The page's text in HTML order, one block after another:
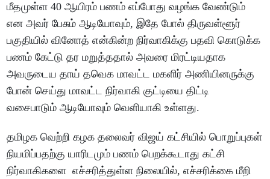
மீதமுள்ள 40 ஆயிரம் பணம் எப்போது வழங்க வேண்டும்
என அவர் பேசும் ஆடியோவும், இதே போல் திருவள்ளூர்
பகுதியில் வினோத் என்கின்ற நிர்வாகிக்கு பதவி கொடுக்க
பணம் கேட்டு தர மறுத்ததால் அவரை மிரட்டியதாக
அவருடைய தாய் தவெக மாவட்ட மகளிர் அணியினருக்கு
போன் செய்து மாவட்ட நிர்வாகி குட்டியை திட்டி
வசைபாடும் ஆடியோவும் வெளியாகி உள்ளது.
தமிழக வெற்றி கழக தலைவர் விஜய் கட்சியில் பொறுப்புகள்
நியமிப்பதற்கு யாரிடமும் பணம் பெறக்கூடாது கட்சி
நிர்வாகிகளை எச்சரித்துள்ள நிலையில், எச்சரிக்கை மீறி